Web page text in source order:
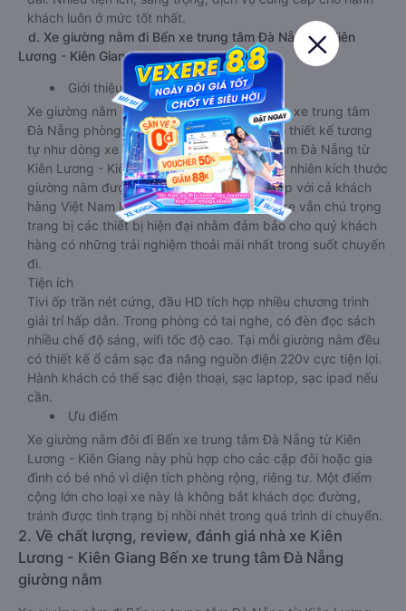
khách luôn ở mức tốt nhất.
d. Xe giường nằm đi Bến xe trung tâm Đà Nẵng từ Kiên
Lương - Kiên Giang cho các cặp đôi
Giới thiệu
Xe giường nằm Kiên Lương - Kiên Giang Bến xe trung tâm
Đà Nẵng phòng đôi limousine là dòng xe có thiết kế tương
tự như dòng xe limousine đi Bến xe trung tâm Đà Nẵng từ
Kiên Lương - Kiên Giang giường phòng. Tuy nhiên kích thước
giường nằm được thiết kế rộng hơn, phù hợp với cả khách
hàng Việt Nam lẫn khách nước ngoài. Nhà xe vẫn chú trọng
trang bị các thiết bị hiện đại nhằm đảm bảo cho quý khách
hàng có những trải nghiệm thoải mái nhất trong suốt chuyến
đi.
Tiện ích
Tivi ốp trần nét cứng, đầu HD tích hợp nhiều chương trình
giải trí hấp dẫn. Trong phòng có tai nghe, có đèn đọc sách
nhiều chế độ sáng, wifi tốc độ cao. Tại mỗi giường nằm đều
có thiết kế ổ cắm sạc đa năng nguồn điện 220v cực tiện lợi.
Hành khách có thể sạc điện thoại, sạc laptop, sạc ipad nếu
cần.
Ưu điểm
Xe giường nằm đôi đi Bến xe trung tâm Đà Nẵng từ Kiên
Lương - Kiên Giang này phù hợp cho các cặp đôi hoặc gia
đình có bé nhỏ vì diện tích phòng rộng, riêng tư. Một điểm
cộng lớn cho loại xe này là không bắt khách dọc đường,
tránh được tình trạng bị nhồi nhét trong quá trình di chuyển.
2. Về chất lượng, review, đánh giá nhà xe Kiên
Lương - Kiên Giang Bến xe trung tâm Đà Nẵng
giường nằm